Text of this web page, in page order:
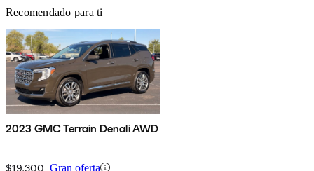
Recomendado para ti
2023 GMC Terrain Denali AWD
$19,300 Gran oferta